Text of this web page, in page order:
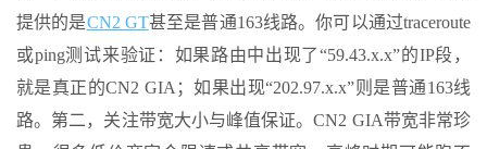
提供的是CN2 GT甚至是普通163线路。你可以通过traceroute
或ping测试来验证：如果路由中出现了“59.43.x.x”的IP段，
就是真正的CN2 GIA；如果出现“202.97.x.x”则是普通163线
路。第二，关注带宽大小与峰值保证。CN2 GIA带宽非常珍